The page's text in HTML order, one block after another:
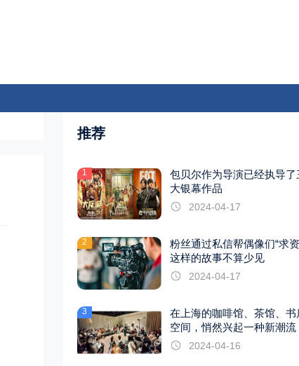
推荐
1
包贝尔作为导演已经执导了
大银幕作品
2024-04-17
2
粉丝通过私信帮偶像们“求
这样的故事不算少见
2024-04-17
3
在上海的咖啡馆、茶馆、书
空间，悄然兴起一种新潮流
2024-04-16